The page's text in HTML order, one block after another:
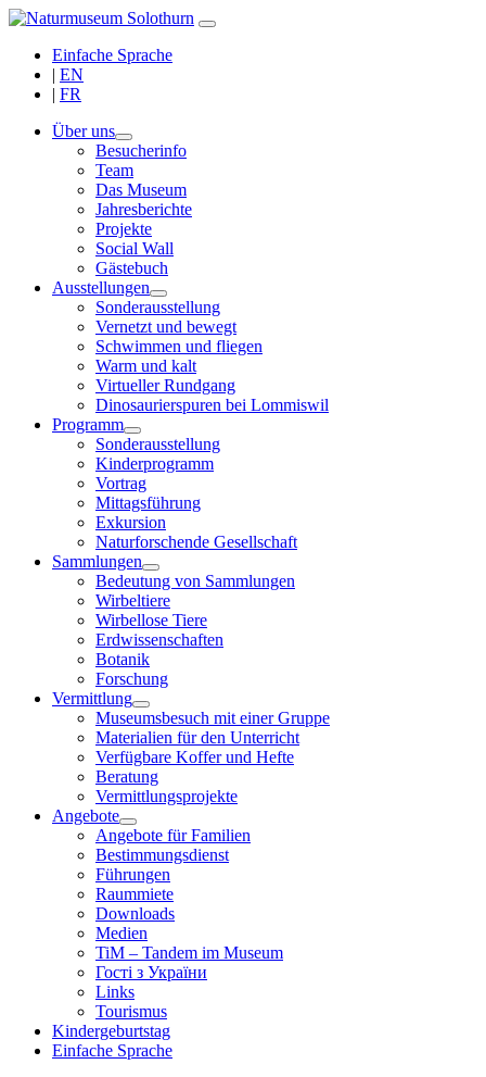
Einfache Sprache
| EN
| FR
Über uns
Besucherinfo
Team
Das Museum
Jahresberichte
Projekte
Social Wall
Gästebuch
Ausstellungen
Sonderausstellung
Vernetzt und bewegt
Schwimmen und fliegen
Warm und kalt
Virtueller Rundgang
Dinosaurierspuren bei Lommiswil
Programm
Sonderausstellung
Kinderprogramm
Vortrag
Mittagsführung
Exkursion
Naturforschende Gesellschaft
Sammlungen
Bedeutung von Sammlungen
Wirbeltiere
Wirbellose Tiere
Erdwissenschaften
Botanik
Forschung
Vermittlung
Museumsbesuch mit einer Gruppe
Materialien für den Unterricht
Verfügbare Koffer und Hefte
Beratung
Vermittlungsprojekte
Angebote
Angebote für Familien
Bestimmungsdienst
Führungen
Raummiete
Downloads
Medien
TiM – Tandem im Museum
Гості з України
Links
Tourismus
Kindergeburtstag
Einfache Sprache